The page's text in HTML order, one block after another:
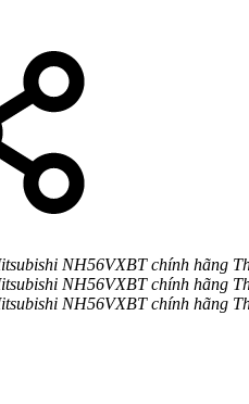
NH56VXBT chính hãng
NH56VXBT chính hãng
NH56VXBT chính hãng